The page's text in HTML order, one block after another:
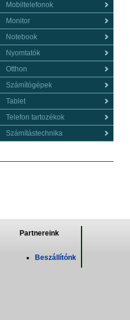
Mobiltelefonok
Monitor
Notebook
Nyomtatók
Otthon
Számítógépek
Tablet
Telefon tartozékok
Számítástechnika
Partnereink
Beszállítónk